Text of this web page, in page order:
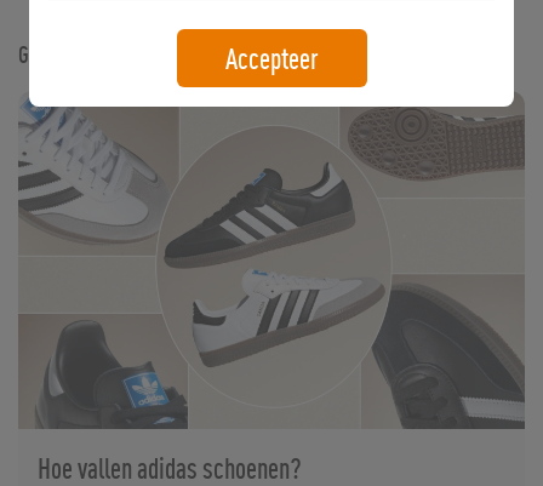
Gerelateerde artikelen
Hoe vallen adidas schoenen?
Accepteer